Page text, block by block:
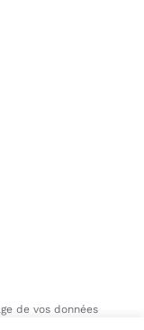
de vos données